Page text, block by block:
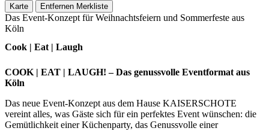
Karte Entfernen Merkliste
Das Event-Konzept für Weihnachtsfeiern und Sommerfeste aus
Köln
Cook | Eat | Laugh
COOK | EAT | LAUGH! – Das genussvolle Eventformat aus
Köln
Das neue Event-Konzept aus dem Hause KAISERSCHOTE
vereint alles, was Gäste sich für ein perfektes Event wünschen: die
Gemütlichkeit einer Küchenparty, das Genussvolle einer